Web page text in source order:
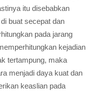
itu disebabkan
buat secepat dan
pada jarang
kejadian
tertampung, maka
menjadi daya kuat dan
keaslian pada